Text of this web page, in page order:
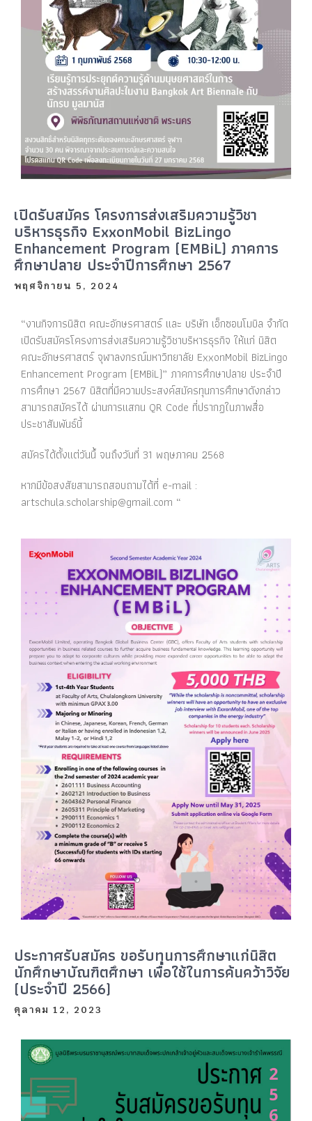
เปิดรับสมัคร โครงการส่งเสริมความรู้วิชา
บริหารธุรกิจ ExxonMobil BizLingo
Enhancement Program (EMBiL) ภาคการ
ศึกษาปลาย ประจำปีการศึกษา 2567
พฤศจิกายน 5, 2024
“งานกิจการนิสิต คณะอักษรศาสตร์ และ บริษัท เอ็กซอนโมบิล จำกัด
เปิดรับสมัครโครงการส่งเสริมความรู้วิชาบริหารธุรกิจ ให้แก่ นิสิต
คณะอักษรศาสตร์ จุฬาลงกรณ์มหาวิทยาลัย ExxonMobil BizLingo
Enhancement Program (EMBiL)” ภาคการศึกษาปลาย ประจำปี
การศึกษา 2567 นิสิตที่มีความประสงค์สมัครทุนการศึกษาดังกล่าว
สามารถสมัครได้ ผ่านการแสกน QR Code ที่ปรากฏในภาพสื่อ
ประชาสัมพันธ์นี้
สมัครได้ตั้งแต่วันนึ้ จนถึงวันที่ 31 พฤษภาคม 2568
หากมีข้อสงสัยสามารถสอบถามได้ที่ e-mail :
artschula.scholarship@gmail.com “
ประกาศรับสมัคร ขอรับทุนการศึกษาแก่นิสิต
นักศึกษาบัณฑิตศึกษา เพื่อใช้ในการค้นคว้าวิจัย
(ประจำปี 2566)
ตุลาคม 12, 2023